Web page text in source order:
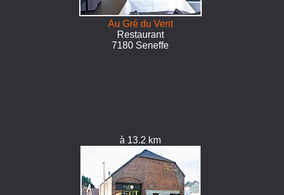
Au Gré du Vent
Restaurant
7180 Seneffe
à 13.2 km